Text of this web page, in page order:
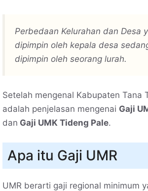
Perbedaan Kelurahan dan Desa
dipimpin oleh kepala desa
dipimpin oleh seorang lurah.
Setelah mengenal Kabupaten Tana
adalah penjelasan mengenai Gaji
dan Gaji UMK Tideng Pale.
Apa itu Gaji UMR
UMR berarti gaji regional minimum